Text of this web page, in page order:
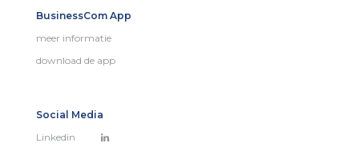
BusinessCom App
meer informatie
download de app
Social Media
Linkedin